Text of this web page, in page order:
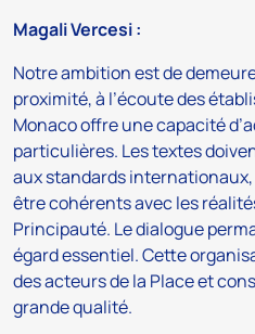
Magali Vercesi :
Notre ambition est de
proximité, à l’écoute des
Monaco offre une capacité
particulières. Les textes
aux standards
être cohérents avec les
Principauté. Le dialogue
égard essentiel. Cette
des acteurs de la Place et
grande qualité.